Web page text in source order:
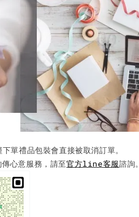
單禮品包裝會直接被取消訂單。
心意服務，請至官方line客服諮詢。